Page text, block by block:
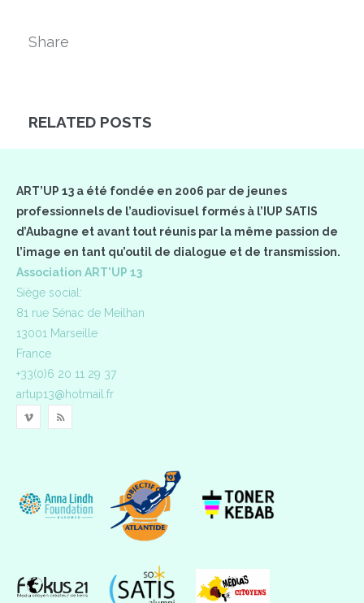
Share
RELATED POSTS
ART’UP 13 a été fondée en 2006 par de jeunes
professionnels de l’audiovisuel formés à l’IUP SATIS
d’Aubagne et avant tout réunis par la même passion de
l’image en tant qu’outil de dialogue et de transmission.
Association ART'UP 13
Siège social:
81 rue Sénac de Meilhan
13001 Marseille
France
+33(0)6 20 11 29 37
artup13@hotmail.fr